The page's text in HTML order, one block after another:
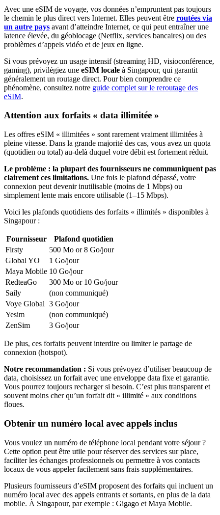
Avec une eSIM de voyage, vos données n’empruntent pas toujours
le chemin le plus direct vers Internet. Elles peuvent être routées via
un autre pays avant d’atteindre Internet, ce qui peut entraîner une
latence élevée, du géoblocage (Netflix, services bancaires) ou des
problèmes d’appels vidéo et de jeux en ligne.
Si vous prévoyez un usage intensif (streaming HD, visioconférence,
gaming), privilégiez une eSIM locale à Singapour, qui garantit
généralement un routage direct. Pour bien comprendre ce
phénomène, consultez notre guide complet sur le reroutage des
eSIM.
Attention aux forfaits « data illimitée »
Les offres eSIM « illimitées » sont rarement vraiment illimitées à
pleine vitesse. Dans la grande majorité des cas, vous avez un quota
(quotidien ou total) au-delà duquel votre débit est fortement réduit.
Le problème : la plupart des fournisseurs ne communiquent pas
clairement ces limitations. Une fois le plafond dépassé, votre
connexion peut devenir inutilisable (moins de 1 Mbps) ou
simplement lente mais encore utilisable (1–15 Mbps).
Voici les plafonds quotidiens des forfaits « illimités » disponibles à
Singapour:
Fournisseur
Plafond quotidien
Firsty
500 Mo or 8 Go/jour
Global YO
1 Go/jour
Maya Mobile 10 Go/jour
RedteaGo
300 Mo or 10 Go/jour
Saily
(non communiqué)
Voye Global 3 Go/jour
Yesim
(non communiqué)
ZenSim
3 Go/jour
De plus, ces forfaits peuvent interdire ou limiter le partage de
connexion (hotspot).
Notre recommandation : Si vous prévoyez d’utiliser beaucoup de
data, choisissez un forfait avec une enveloppe data fixe et garantie.
Vous pourrez toujours recharger si besoin. C’est plus transparent et
souvent moins cher qu’un forfait dit « illimité » aux conditions
floues.
Obtenir un numéro local avec appels inclus
Vous voulez un numéro de téléphone local pendant votre séjour ?
Cette option peut être utile pour réserver des services sur place,
faciliter les échanges professionnels ou permettre à vos contacts
locaux de vous appeler facilement sans frais supplémentaires.
Plusieurs fournisseurs d’eSIM proposent des forfaits qui incluent un
numéro local avec des appels entrants et sortants, en plus de la data
mobile. À Singapour, par exemple : Gigago et Maya Mobile.